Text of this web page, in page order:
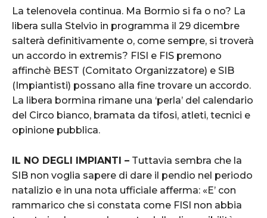
La telenovela continua. Ma Bormio si fa o no? La
libera sulla Stelvio in programma il 29 dicembre
salterà definitivamente o, come sempre, si troverà
un accordo in extremis? FISI e FIS premono
affinchè BEST (Comitato Organizzatore) e SIB
(Impiantisti) possano alla fine trovare un accordo.
La libera bormina rimane una ‘perla’ del calendario
del Circo bianco, bramata da tifosi, atleti, tecnici e
opinione pubblica.
IL NO DEGLI IMPIANTI – Tuttavia sembra che la
SIB non voglia sapere di dare il pendio nel periodo
natalizio e in una nota ufficiale afferma: «E’ con
rammarico che si constata come FISI non abbia